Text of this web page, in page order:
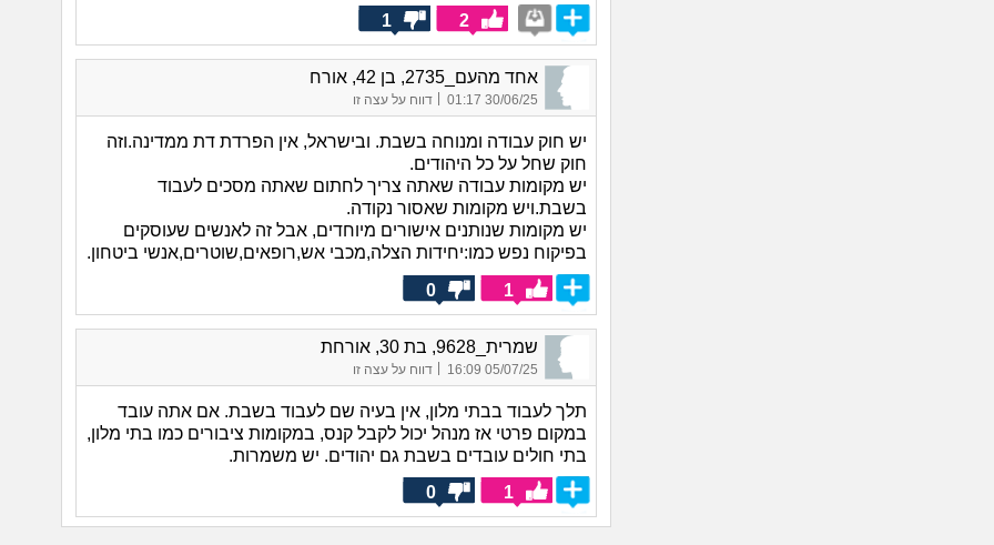
2
1
אחד מהעם_2735, בן 42, אורח
30/06/25 01:17 דווח על עצה זו
יש חוק עבודה ומנוחה בשבת. ובישראל, אין הפרדת דת ממדינה.וזה
חוק שחל על כל היהודים.
יש מקומות עבודה שאתה צריך לחתום שאתה מסכים לעבוד
בשבת.ויש מקומות שאסור נקודה.
יש מקומות שנותנים אישורים מיוחדים, אבל זה לאנשים שעוסקים
בפיקוח נפש כמו:יחידות הצלה,מכבי אש,רופאים,שוטרים,אנשי ביטחון.
1
0
שמרית_9628, בת 30, אורחת
05/07/25 16:09
| דווח על עצה זו
תלך לעבוד בבתי מלון, אין בעיה שם לעבוד בשבת. אם אתה עובד
במקום פרטי אז מנהל יכול לקבל קנס, במקומות ציבורים כמו בתי מלון,
בתי חולים עובדים בשבת גם יהודים. יש משמרות.
1
0